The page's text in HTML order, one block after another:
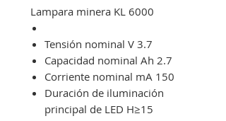
Lampara minera KL 6000
Tensión nominal V 3.7
Capacidad nominal Ah 2.7
Corriente nominal mA 150
Duración de iluminación
principal de LED H≥15